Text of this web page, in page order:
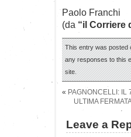
Paolo Franchi
(da “il Corriere
This entry was posted
any responses to this
site.
« PAGNONCELLI: IL
ULTIMA
Leave a